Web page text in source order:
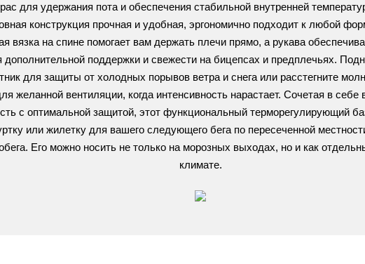
для удержания пота и обеспечения стабильной внутренней
конструкция прочная и удобная, эргономично подходит к любой
вязка на спине помогает вам держать плечи прямо, а рукава
дополнительной поддержки и свежести на бицепсах и предплечьях.
для защиты от холодных порывов ветра и снега или расстегните
желанной вентиляции, когда интенсивность нарастает. Сочетая в себе
с оптимальной защитой, этот функциональный терморегулирующий
или жилетку для вашего следующего бега по пересеченной
Его можно носить не только на морозных выходах, но и как
климате.